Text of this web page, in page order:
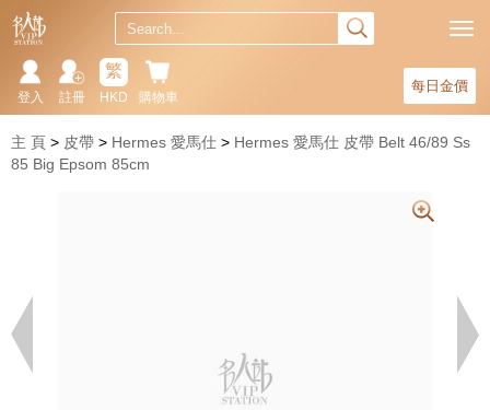
每日金價
購物車
繁
HKD
註冊
登入
主 頁 皮帶 Hermes 愛馬仕
Hermes 愛馬仕 皮帶 Belt 46/89 Ss
85 Big Epsom 85cm